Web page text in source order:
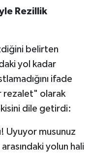
Rezillik
belirten
yol kadar
ifade
rezalet" olarak
dile getirdi:
Uyuyor musunuz
yolun hali